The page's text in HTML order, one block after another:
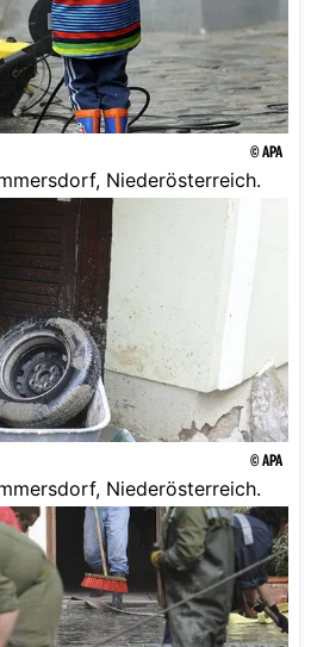
© APA
Niederösterreich.
© APA
Niederösterreich.